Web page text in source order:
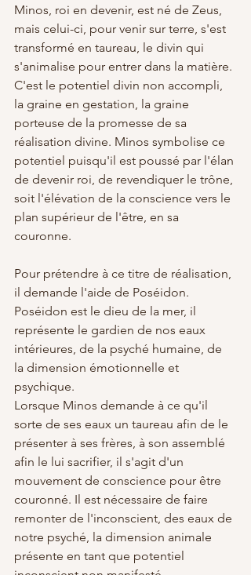
Minos, roi en devenir, est né de Zeus,
mais celui-ci, pour venir sur terre, s'est
transformé en taureau, le divin qui
s'animalise pour entrer dans la matière.
C'est le potentiel divin non accompli,
la graine en gestation, la graine
porteuse de la promesse de sa
réalisation divine. Minos symbolise ce
potentiel puisqu'il est poussé par l'élan
de devenir roi, de revendiquer le trône,
soit l'élévation de la conscience vers le
plan supérieur de l'être, en sa
couronne.
Pour prétendre à ce titre de réalisation,
il demande l'aide de Poséidon.
Poséidon est le dieu de la mer, il
représente le gardien de nos eaux
intérieures, de la psyché humaine, de
la dimension émotionnelle et
psychique.
Lorsque Minos demande à ce qu'il
sorte de ses eaux un taureau afin de le
présenter à ses frères, à son assemblé
afin le lui sacrifier, il s'agit d'un
mouvement de conscience pour être
couronné. Il est nécessaire de faire
remonter de l'inconscient, des eaux de
notre psyché, la dimension animale
présente en tant que potentiel